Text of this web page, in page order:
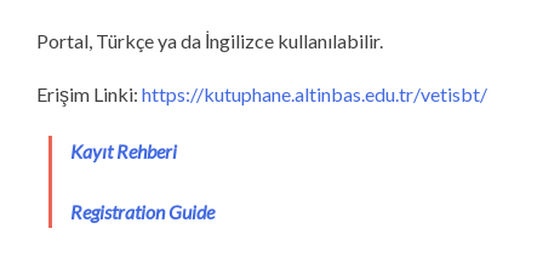
Portal, Türkçe ya da İngilizce kullanılabilir.
Erişim Linki: https://kutuphane.altinbas.edu.tr/vetisbt/
Kayıt Rehberi
Registration Guide